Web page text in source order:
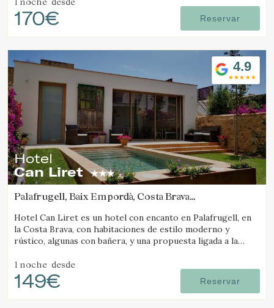
170€ Reservar
4.9
Hotel
Can Liret
Palafrugell, Baix Empordà, Costa Brava
Hotel Can Liret es un hotel con encanto en Palafrugell, en
la Costa Brava, con habitaciones de estilo moderno y
rústico, algunas con bañera, y una propuesta ligada a la
1 noche desde
149€ Reservar